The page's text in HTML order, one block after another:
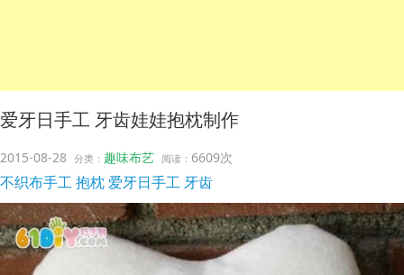
爱牙日手工 牙齿娃娃抱枕制作
2015-08-28 分类： 趣味布艺 阅读： 6609次
不织布手工抱枕爱牙日手工 牙齿